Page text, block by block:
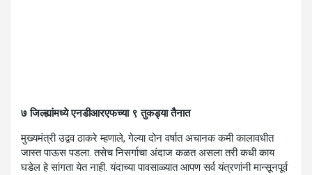
७ जिल्ह्यांमध्ये एनडीआरएफच्या ९ तुकड्या तैनात
मुख्यमंत्री उद्वव ठाकरे म्हणाले, गेल्या दोन वर्षात अचानक कमी कालावधीत
जास्त पाऊस पडला. तसेच निसर्गाचा अंदाज कळत असला तरी कधी काय
घडेल हे सांगता येत नाही. यंदाच्या पावसाळ्यात आपण सर्व यंत्रणांनी मान्सूनपूर्व